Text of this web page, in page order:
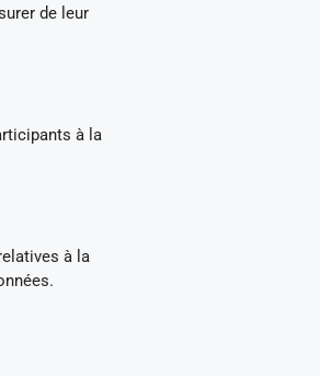
de leur
à la
à la